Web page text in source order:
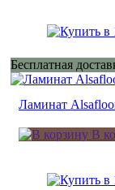
Бесплатная
Ламинат
В